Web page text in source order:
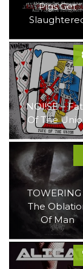
Pigs Get
NOI!SE –
Of The
TOWERING
The
Of Man